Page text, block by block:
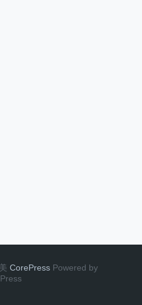
CorePress Powered by